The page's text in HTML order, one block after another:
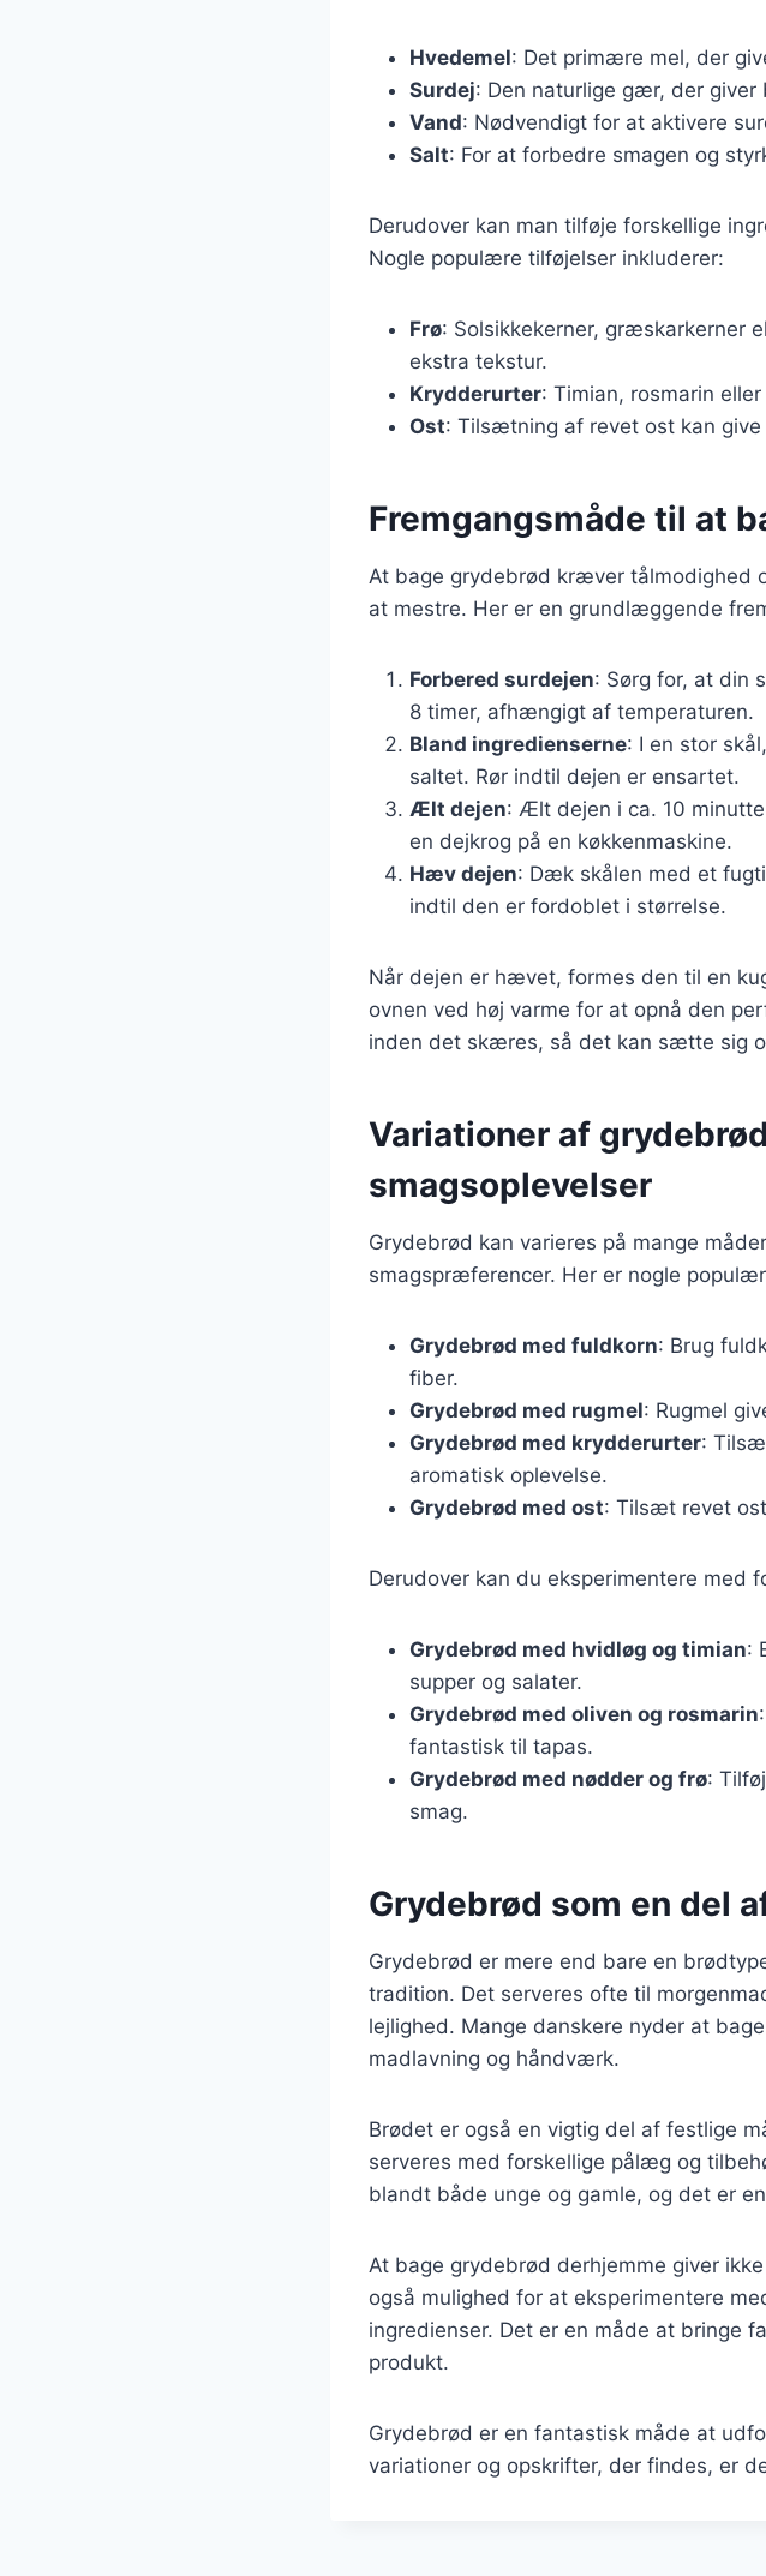
Hvedemel: Det primære mel, der
Surdej: Den naturlige gær, der
Vand: Nødvendigt for at aktivere
Salt: For at forbedre smagen og
Derudover kan man tilføje forskellige
Nogle populære tilføjelser inkluderer:
Frø: Solsikkekerner, græskarkerner
ekstra tekstur.
Krydderurter: Timian, rosmarin
Ost: Tilsætning af revet ost kan
Fremgangsmåde til at
At bage grydebrød kræver tålmodighed
at mestre. Her er en grundlæggende
Forbered surdejen: Sørg for, at din
8 timer, afhængigt af temperaturen.
Bland ingredienserne: I en stor
saltet. Rør indtil dejen er ensartet.
Ælt dejen: Ælt dejen i ca. 10
en dejkrog på en køkkenmaskine.
Hæv dejen: Dæk skålen med et
indtil den er fordoblet i størrelse.
Når dejen er hævet, formes den til en
ovnen ved høj varme for at opnå den
inden det skæres, så det kan sætte sig
Variationer af
smagsoplevelser
Grydebrød kan varieres på mange
smagspræferencer. Her er nogle
Grydebrød med fuldkorn: Brug
fiber.
Grydebrød med rugmel: Rugmel
Grydebrød med krydderurter:
aromatisk oplevelse.
Grydebrød med ost: Tilsæt revet
Derudover kan du eksperimentere med
Grydebrød med hvidløg og timian:
supper og salater.
Grydebrød med oliven og rosmarin
fantastisk til tapas.
Grydebrød med nødder og frø:
smag.
Grydebrød som en del
Grydebrød er mere end bare en
tradition. Det serveres ofte til
lejlighed. Mange danskere nyder at
madlavning og håndværk.
Brødet er også en vigtig del af festlige
serveres med forskellige pålæg og
blandt både unge og gamle, og det er
At bage grydebrød derhjemme giver
også mulighed for at eksperimentere
ingredienser. Det er en måde at bringe
produkt.
Grydebrød er en fantastisk måde at
variationer og opskrifter, der findes, er